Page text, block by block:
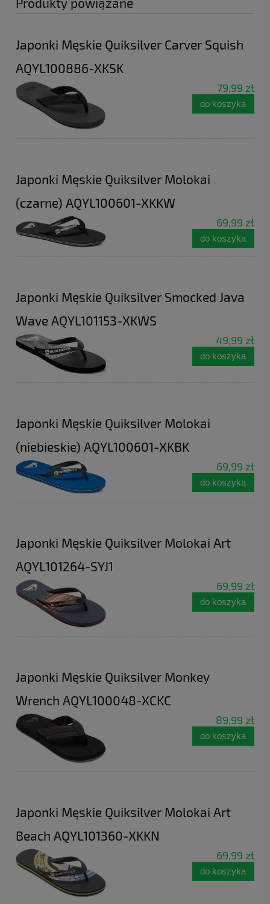
Japonki Męskie Quiksilver Carver Squish
AQYL100886-XKSK
79,99 zł
do koszyka
Japonki Męskie Quiksilver Molokai
(czarne) AQYL100601-XKKW
69,99 zł
do koszyka
Japonki Męskie Quiksilver Smocked Java
Wave AQYL101153-XKWS
49,99 zł
do koszyka
Japonki Męskie Quiksilver Molokai
(niebieskie) AQYL100601-XKBK
69,99 zł
do koszyka
Japonki Męskie Quiksilver Molokai Art
AQYL101264-SYJ1
69,99 zł
do koszyka
Japonki Męskie Quiksilver Monkey
Wrench AQYL100048-XCKC
89,99 zł
do koszyka
Japonki Męskie Quiksilver Molokai Art
Beach AQYL101360-XKKN
69,99 zł
do koszyka